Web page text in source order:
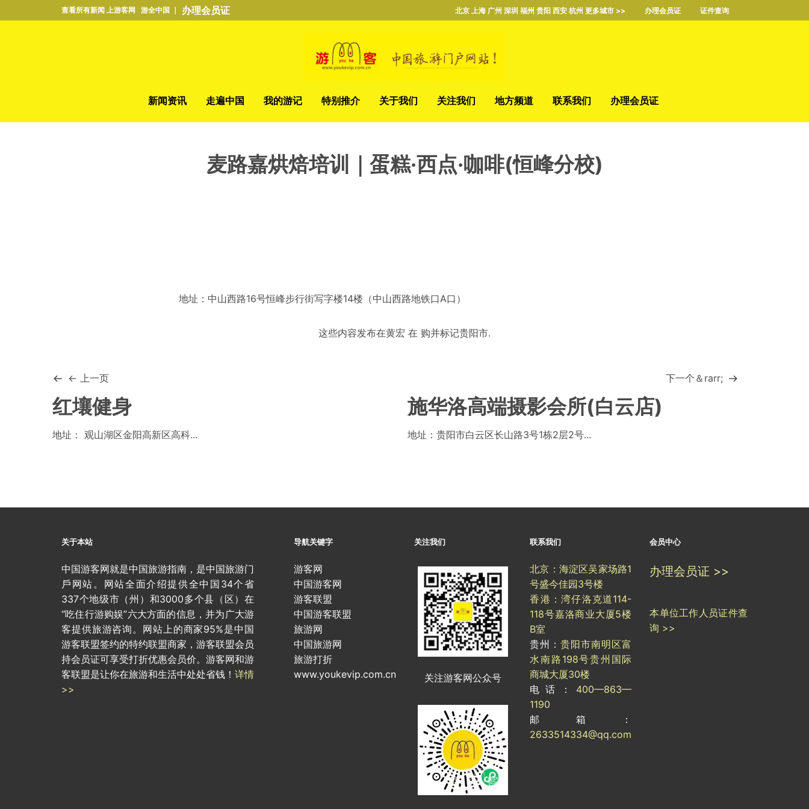
查看所有新闻 上游客网 游全中国 ｜ 办理会员证 北京 上海 广州 深圳 福州 贵阳 西安 杭州 更多城市 >> 办理会员证 证件查询
新闻资讯 走遍中国 我的游记 特别推介 关于我们 关注我们 地方频道 联系我们 办理会员证
麦路嘉烘焙培训｜蛋糕·西点·咖啡(恒峰分校)
地址：中山西路16号恒峰步行街写字楼14楼（中山西路地铁口A口）
这些内容发布在黄宏 在 购并标记贵阳市.
← 上一页
红壤健身
地址： 观山湖区金阳高新区高科...
下一个＆rarr;
施华洛高端摄影会所(白云店)
地址：贵阳市白云区长山路3号1栋2层2号...
关于本站
中国游客网就是中国旅游指南，是中国旅游门
戶网站。网站全面介绍提供全中国34个省
337个地级市（州）和3000多个县（区）在
“吃住行游购娱”六大方面的信息，并为广大游
客提供旅游咨询。网站上的商家95%是中国
游客联盟签约的特约联盟商家，游客联盟会员
持会员证可享受打折优惠会员价。游客网和游
客联盟是让你在旅游和生活中处处省钱！ 详情
>>
导航关键字
游客网
中国游客网
游客联盟
中国游客联盟
旅游网
中国旅游网
旅游打折
www.youkevip.com.cn
关注我们
关注游客网公众号
联系我们
北京：海淀区吴家场路1
号盛今佳园3号楼
香港：湾仔洛克道114-
118号嘉洛商业大厦5楼
B室
贵州：贵阳市南明区富
水南路198号贵州国际
商城大厦30楼
电话： 400—863—
1190
邮箱：
2633514334@qq.com
会员中心
办理会员证 >>
本单位工作人员证件查
询 >>